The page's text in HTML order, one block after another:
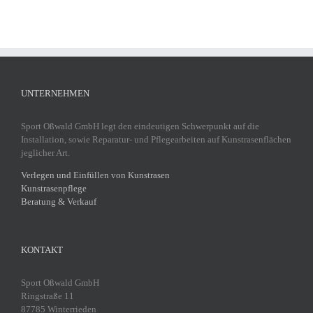
UNTERNEHMEN
Sport Oßwald GmbH legt den eindeutigen Schwerpunkt auf die
Installation, sowie Reparatur- und Pflegearbeiten auf Kunstrasenflächen
jeglicher Art.
Verlegen und Einfüllen von Kunstrasen
Kunstrasenpflege
Beratung & Verkauf
KONTAKT
Sport Oßwald GmbH
Ringstraße 11
87785 Winterrieden